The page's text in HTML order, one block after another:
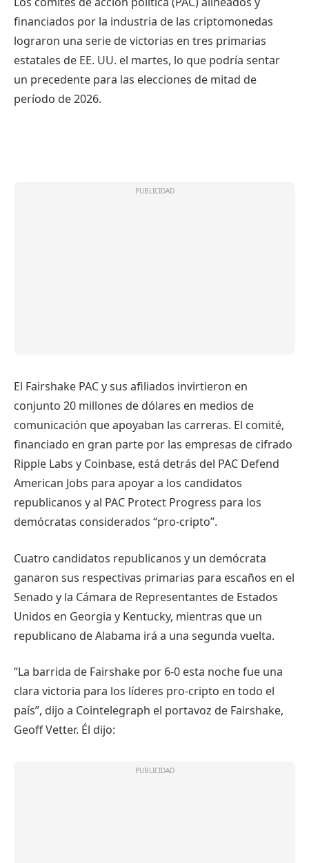
financiados por la industria de las criptomonedas
lograron una serie de victorias en tres primarias
estatales de EE. UU. el martes, lo que podría sentar
un precedente para las elecciones de mitad de
período de 2026.
El Fairshake PAC y sus afiliados invirtieron en
conjunto 20 millones de dólares en medios de
comunicación que apoyaban las carreras. El comité,
financiado en gran parte por las empresas de cifrado
Ripple Labs y Coinbase, está detrás del PAC Defend
American Jobs para apoyar a los candidatos
republicanos y al PAC Protect Progress para los
demócratas considerados “pro-cripto”.
Cuatro candidatos republicanos y un demócrata
ganaron sus respectivas primarias para escaños en el
Senado y la Cámara de Representantes de Estados
Unidos en Georgia y Kentucky, mientras que un
republicano de Alabama irá a una segunda vuelta.
“La barrida de Fairshake por 6-0 esta noche fue una
clara victoria para los líderes pro-cripto en todo el
país”, dijo a Cointelegraph el portavoz de Fairshake,
Geoff Vetter. Él dijo: